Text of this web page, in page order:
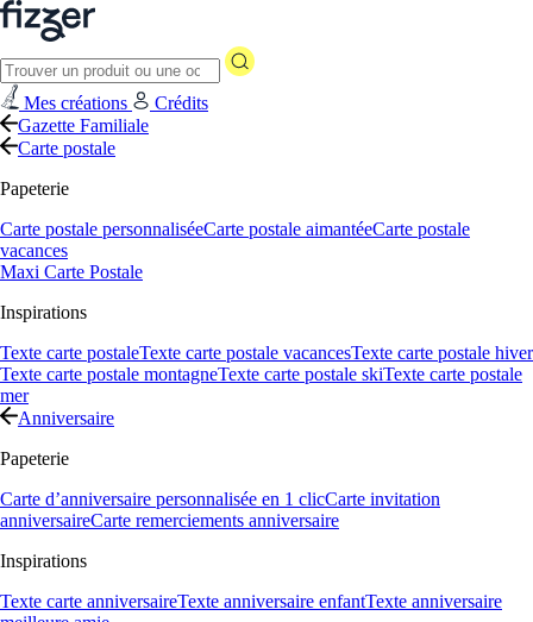
Mes créations
Crédits
Gazette Familiale
Carte postale
Papeterie
Carte postale personnaliséeCarte postale aimantéeCarte postale
vacances
Maxi Carte Postale
Inspirations
Texte carte postaleTexte carte postale vacancesTexte carte postale hiver
Texte carte postale montagneTexte carte postale skiTexte carte postale
mer
Anniversaire
Papeterie
Carte d’anniversaire personnalisée en 1 clicCarte invitation
anniversaireCarte remerciements anniversaire
Inspirations
Texte carte anniversaireTexte anniversaire enfantTexte anniversaire